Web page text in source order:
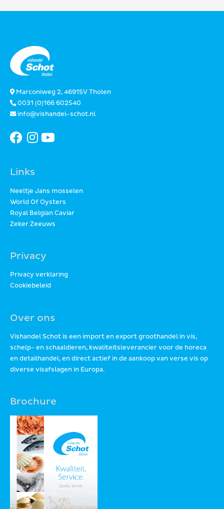
Marconiweg 2, 4691SV Tholen
0031 (0)166 602540
info@vishandel-schot.nl
Links
Neeltje Jans mosselen
World Of Oysters
Royal Belgian Caviar
Zeker Zeeuws
Privacy
Privacy verklaring
Cookiebeleid
Over ons
Vishandel Schot is een import en export groothandel in vis,
schelp- en schaaldieren, kwaliteitsleverancier voor de horeca
en detailhandel, en direct actief in de aankoop van verse vis op
diverse visafslagen in Europa.
Brochure